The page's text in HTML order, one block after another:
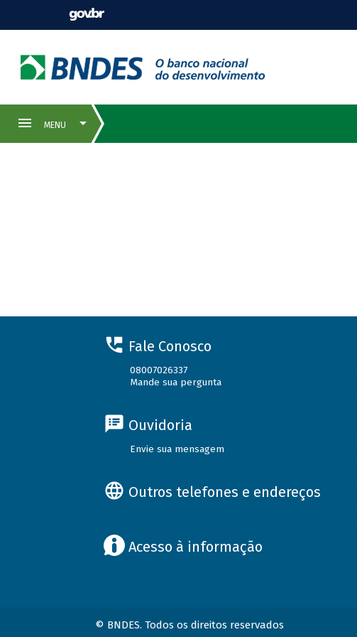
Fale Conosco
08007026337
Mande sua pergunta
Ouvidoria
Envie sua mensagem
Outros telefones e endereços
Acesso à informação
© BNDES. Todos os direitos reservados